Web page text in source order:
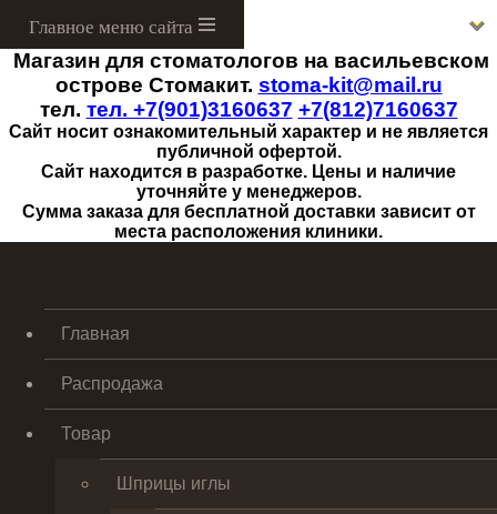
Магазин для стоматологов на васильевском
острове Стомакит. stoma-kit@mail.ru
тел. тел. +7(901)3160637 +7(812)7160637
Сайт носит ознакомительный характер и не является
публичной офертой.
Сайт находится в разработке. Цены и наличие
уточняйте у менеджеров.
Сумма заказа для бесплатной доставки зависит от
места расположения клиники.
Menu
Главная
Распродажа
Товар
Шприцы иглы